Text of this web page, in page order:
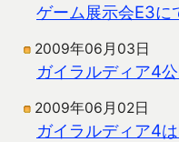
ゲーム展示会E3に
2009年06月03日
ガイラルディア4
2009年06月02日
ガイラルディア4